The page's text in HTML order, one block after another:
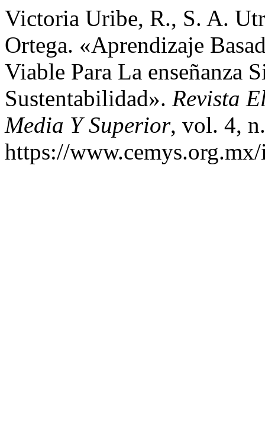
Victoria Uribe, R., S. A.
Ortega. «Aprendizaje
Viable Para La enseñanza
Sustentabilidad». Revista
Media Y Superior, vol. 4,
https://